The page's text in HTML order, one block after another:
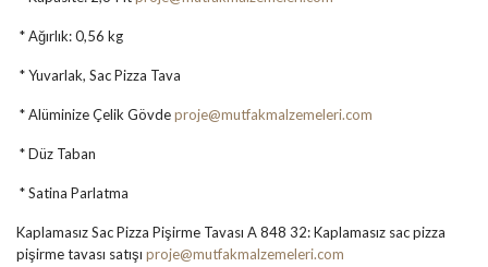
* Ağırlık: 0,56 kg
* Yuvarlak, Sac Pizza Tava
* Alüminize Çelik Gövdeproje@mutfakmalzemeleri.com
* Düz Taban
* Satina Parlatma
Kaplamasız Sac Pizza Pişirme Tavası A 848 32: Kaplamasız sac pizza
pişirme tavası satışı proje@mutfakmalzemeleri.com